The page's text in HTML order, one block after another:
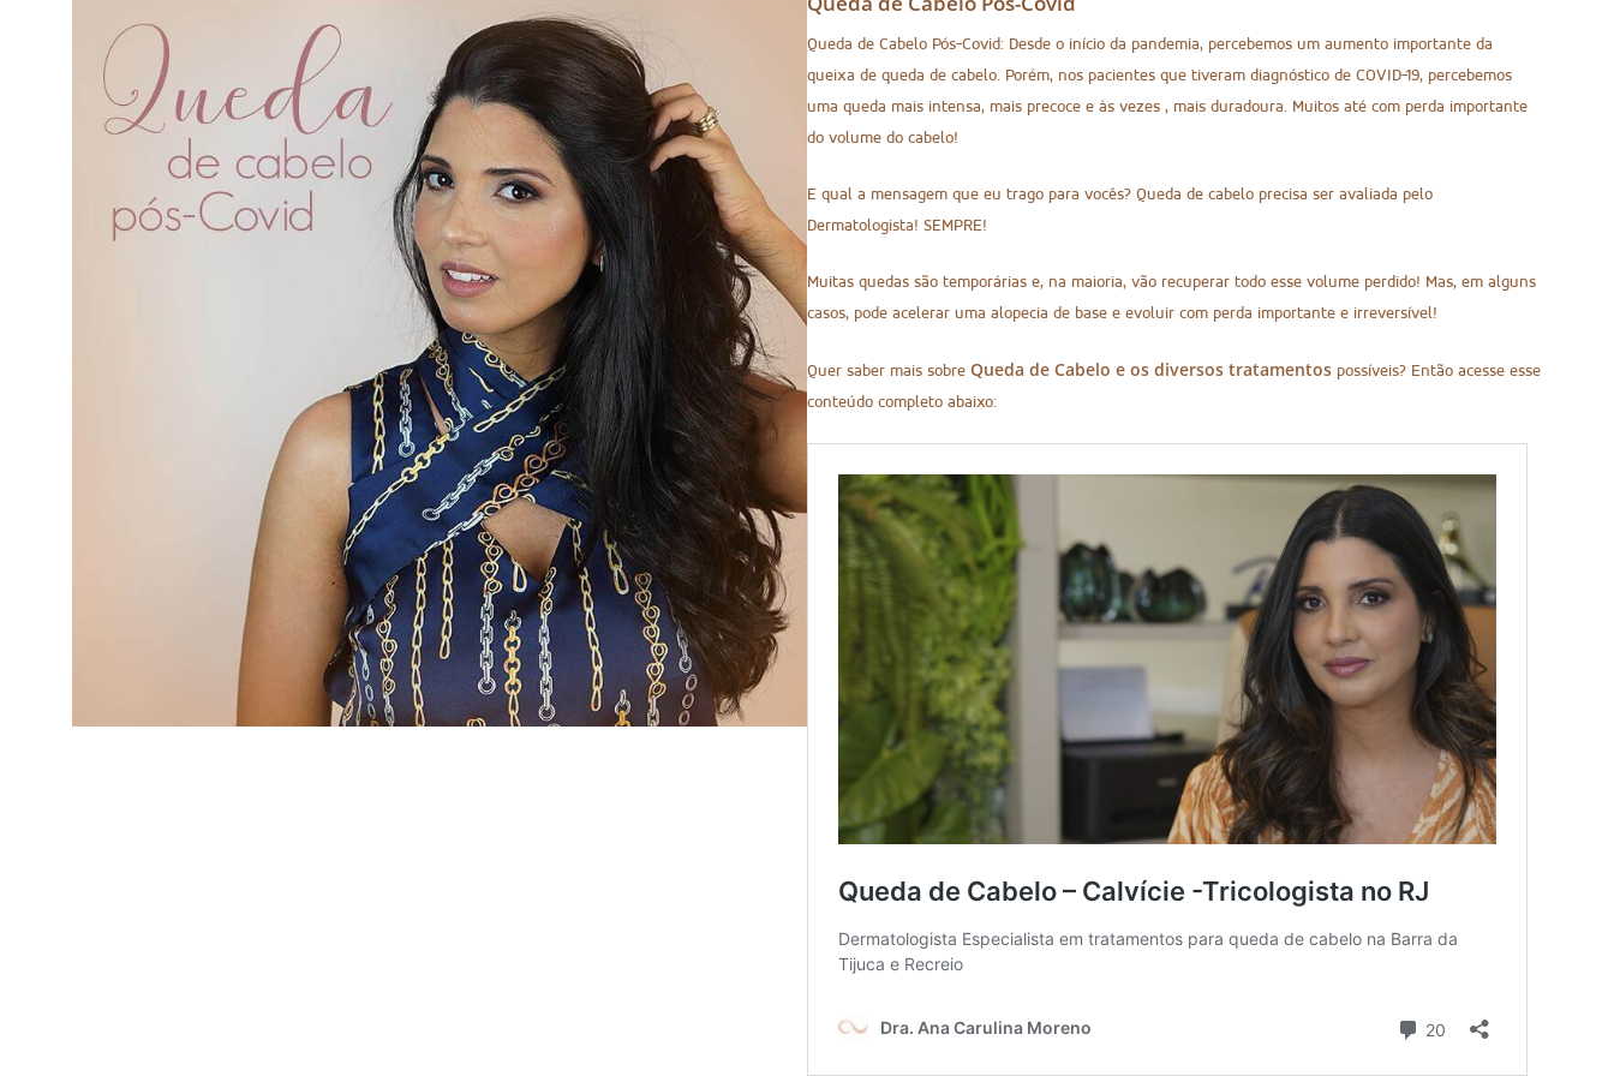
Queda de Cabelo Pós-Covid: Desde o início da pandemia, percebemos um aumento importante da
queixa de queda de cabelo. Porém, nos pacientes que tiveram diagnóstico de COVID-19, percebemos
uma queda mais intensa, mais precoce e às vezes , mais duradoura. Muitos até com perda importante
do volume do cabelo!
E qual a mensagem que eu trago para vocês? Queda de cabelo precisa ser avaliada pelo
Dermatologista! SEMPRE!
Muitas quedas são temporárias e, na maioria, vão recuperar todo esse volume perdido! Mas, em alguns
casos, pode acelerar uma alopecia de base e evoluir com perda importante e irreversível!
Quer saber mais sobre Queda de Cabelo e os diversos tratamentos possíveis? Então acesse esse
conteúdo completo abaixo: